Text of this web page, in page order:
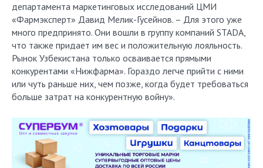
департамента маркетинговых исследований ЦМИ
«Фармэксперт» Давид Мелик-Гусейнов. – Для этого уже
много предпринято. Они вошли в группу компаний STADA,
что также придает им вес и положительную лояльность.
Рынок Узбекистана только осваивается прямыми
конкурентами «Нижфарма». Гораздо легче прийти с ними
или чуть раньше них, чем позже, когда будет требоваться
больше затрат на конкурентную войну».